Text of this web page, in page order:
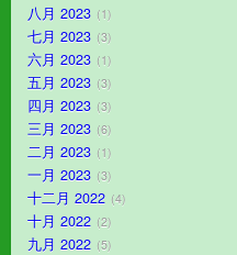
八月 2023 1
七月 2023 3
六月 2023 1
五月 2023 3
四月 2023 3
三月 2023 6
二月 2023 1
一月 2023 3
十二月 2022 4
十月 2022 2
九月 2022 5